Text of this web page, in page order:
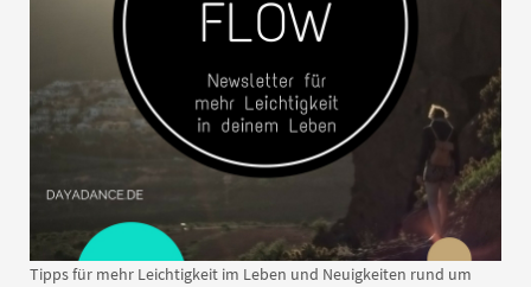
Tipps für mehr Leichtigkeit im Leben und Neuigkeiten rund um